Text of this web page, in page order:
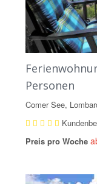
Personen
Comer See,
Preis pro Woche